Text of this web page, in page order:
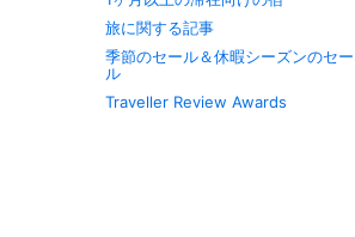
旅に関する記事
季節のセール＆休暇シーズンのセー
ル
Traveller Review Awards